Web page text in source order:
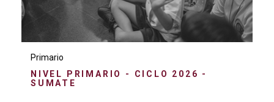
Primario
NIVEL PRIMARIO - CICLO 2026 -
SUMATE